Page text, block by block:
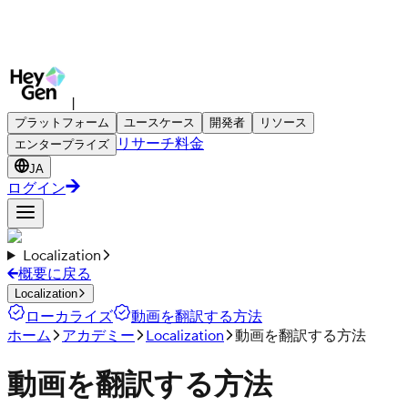
|
プラットフォーム ユースケース 開発者
リソース
エンタープライズ
リサーチ料金
JA
ログイン
Localization
概要に戻る
Localization
ローカライズ
動画を翻訳する方法
ホーム
アカデミー Localization 動画を翻訳する方法
動画を翻訳する方法